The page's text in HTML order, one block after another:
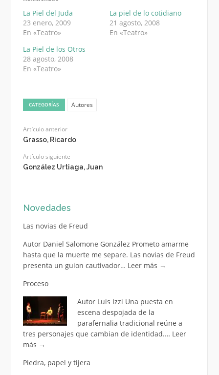
La Piel del Juda
23 enero, 2009
En «Teatro»
La piel de lo cotidiano
21 agosto, 2008
En «Teatro»
La Piel de los Otros
28 agosto, 2008
En «Teatro»
CATEGORÍAS Autores
Artículo anterior
Grasso, Ricardo
Artículo siguiente
González Urtiaga, Juan
Novedades
Las novias de Freud
Autor Daniel Salomone González Prometo amarme
hasta que la muerte me separe. Las novias de Freud
presenta un guion cautivador… Leer más →
Proceso
Autor Luis Izzi Una puesta en
escena despojada de la
parafernalia tradicional reúne a
tres personajes que cambian de identidad.… Leer
más →
Piedra, papel y tijera